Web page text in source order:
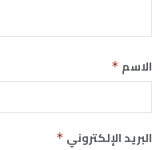
الاسم *
البريد الإلكتروني *